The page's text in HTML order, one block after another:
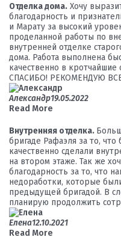
Отделка дома. Хочу
благодарность и
и Марату за высокий
проделанной работы по
внутренней отделке
дома. Работа выполнена
качественно в кротчайшие
СПАСИБО! РЕКОМЕНДУЮ
Александр19.05.2022
Read More
Внутренняя отделка.
бригаде Рафаэля за то, что
качественно сделали
на втором этаже. Так же
благодарность за то, что
недоработки, которые
предыдущей бригадой. В
планирую продолжить
Елена12.10.2021
Read More